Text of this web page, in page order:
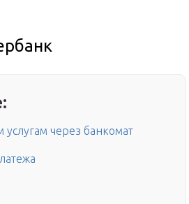
через банкомат